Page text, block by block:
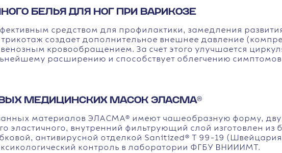
БЕЛЬЯ ДЛЯ НОГ ПРИ ВАРИКОЗЕ
средством для профилактики, замедления
создает дополнительное внешнее давление
кровообращением. За счет этого улучшается
расширению и способствует облегчению
МЕДИЦИНСКИХ МАСОК ЭЛАСМА®
материалов ЭЛАСМА® имеют чашеобразную форму,
эластичного, внутренний фильтрующий слой изготовлен из
антивирусной отделкой Sanitized® T 99-19
контроль в лаборатории ФГБУ ВНИИИМТ.